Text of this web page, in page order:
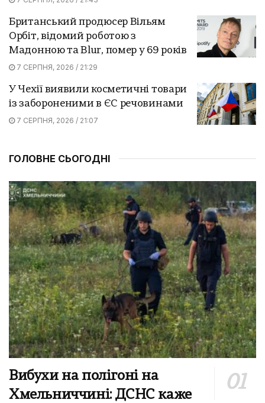
Британський продюсер Вільям
Орбіт, відомий роботою з
Мадонною та Blur, помер у 69 років
7 СЕРПНЯ, 2026 / 21:29
У Чехії виявили косметичні товари
із забороненими в ЄС речовинами
7 СЕРПНЯ, 2026 / 21:07
ГОЛОВНЕ СЬОГОДНІ
Вибухи на полігоні на
Хмельниччині: ДСНС каже